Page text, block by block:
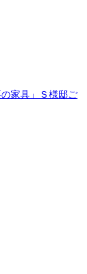
家具」Ｓ様邸ご